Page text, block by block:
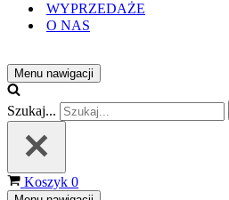
WYPRZEDAŻE
O NAS
Menu nawigacji
Szukaj...
Koszyk 0